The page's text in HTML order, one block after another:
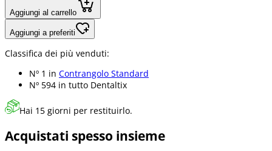
Aggiungi al carrello
Aggiungi a preferiti
Classifica dei più venduti:
Nº 1 in Contrangolo Standard
Nº 594 in tutto Dentaltix
Hai 15 giorni per restituirlo.
Acquistati spesso insieme